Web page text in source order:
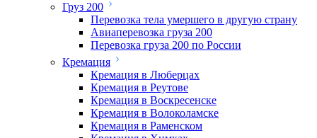
Груз 200
Перевозка тела умершего в другую страну
Авиаперевозка груза 200
Перевозка груза 200 по России
Кремация
Кремация в Люберцах
Кремация в Реутове
Кремация в Воскресенске
Кремация в Волоколамске
Кремация в Раменском